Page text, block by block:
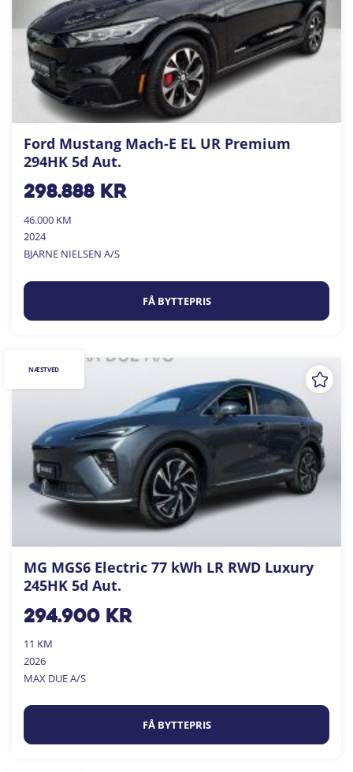
Ford Mustang Mach-E EL UR Premium
294HK 5d Aut.
298.888kr
46.000 KM
2024
BJARNE NIELSEN A/S
FÅ BYTTEPRIS
MG MGS6 Electric 77 kWh LR RWD Luxury
245HK 5d Aut.
294.900kr
11 KM
2026
MAX DUE A/S
FÅ BYTTEPRIS
NÆSTVED